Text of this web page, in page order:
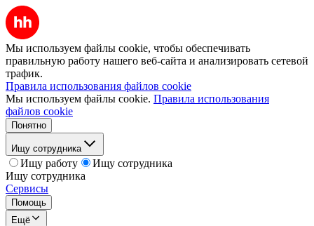
Мы используем файлы cookie, чтобы обеспечивать
правильную работу нашего веб-сайта и анализировать сетевой
трафик.
Правила использования файлов cookie
Мы используем файлы cookie. Правила использования
файлов cookie
Понятно
Ищу сотрудника
Ищу работу
Ищу сотрудника
Ищу сотрудника
Сервисы
Помощь
Ещё